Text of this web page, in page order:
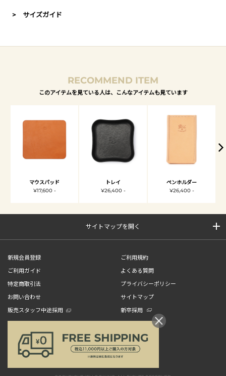
> サイズガイド
RECOMMEND ITEM
このアイテムを見ている人は、こんなアイテムも見ています
マウスパッド
¥17,600 -
トレイ
¥26,400 -
ペンホルダー
¥26,400 -
サイトマップを開く
新規会員登録
ご利用規約
ご利用ガイド
よくある質問
特定商取引法
プライバシーポリシー
お問い合わせ
サイトマップ
販売スタッフ中途採用
新卒採用